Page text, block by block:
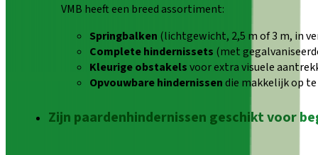
VMB heeft een breed assortiment:
Springbalken (lichtgewicht, 2,5 m of 3 m, in
Complete hindernissets (met
Kleurige obstakelsvoor extra visuele
Opvouwbare hindernissendie makkelijk op
Zijn paardenhindernissen geschikt voor